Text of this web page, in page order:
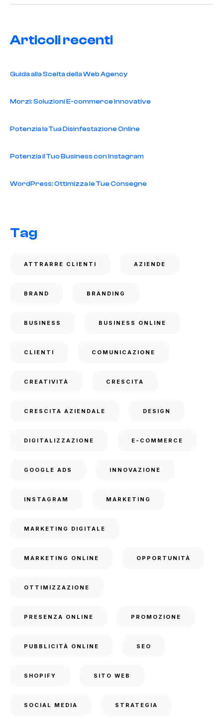
Articoli recenti
Guida alla Scelta della Web Agency
Morzi: Soluzioni E-commerce Innovative
Potenzia la Tua Disinfestazione Online
Potenzia il Tuo Business con Instagram
WordPress: Ottimizza le Tue Consegne
Tag
ATTRARRE CLIENTI AZIENDE
BRAND BRANDING
BUSINESS BUSINESS ONLINE
CLIENTI COMUNICAZIONE
CREATIVITÀ CRESCITA
CRESCITA AZIENDALE DESIGN
DIGITALIZZAZIONE E-COMMERCE
GOOGLE ADS INNOVAZIONE
INSTAGRAM MARKETING
MARKETING DIGITALE
MARKETING ONLINE OPPORTUNITÀ
OTTIMIZZAZIONE
PRESENZA ONLINE PROMOZIONE
PUBBLICITÀ ONLINE SEO
SHOPIFY SITO WEB
SOCIAL MEDIA STRATEGIA